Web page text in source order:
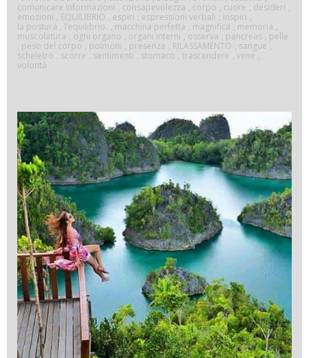
comunicare informazioni , consapevolezza , corpo , cuore , desideri ,
emozioni , EQUILIBRIO , espiri , espressioni verbali , inspiri ,
la postura , l’equilibrio. , macchina perfetta , magnifica , memoria ,
muscolatura , ogni organo , organi interni , osserva , pancreas , pelle
, peso del corpo , polmoni , presenza , RILASSAMENTO , sangue ,
scheletro , scorre , sentimenti , stomaco , trascendere , vene ,
volontà